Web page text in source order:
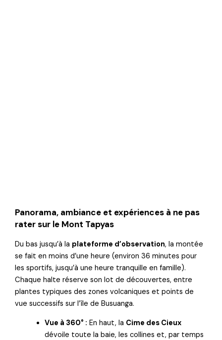
Panorama, ambiance et expériences à ne pas
rater sur le Mont Tapyas
Du bas jusqu’à la plateforme d’observation, la montée
se fait en moins d’une heure (environ 36 minutes pour
les sportifs, jusqu’à une heure tranquille en famille).
Chaque halte réserve son lot de découvertes, entre
plantes typiques des zones volcaniques et points de
vue successifs sur l’île de Busuanga.
Vue à 360° : En haut, la Cime des Cieux
dévoile toute la baie, les collines et, par temps